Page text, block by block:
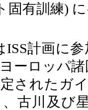
固有訓練)
ISS計画に
ーロッパ
されたガ
古川及び